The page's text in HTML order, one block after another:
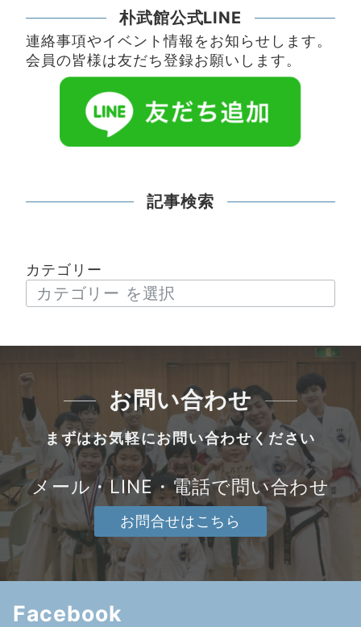
朴武館公式LINE
連絡事項やイベント情報をお知らせします。
会員の皆様は友だち登録お願いします。
記事検索
カテゴリー
お問い合わせ
まずはお気軽にお問い合わせください
メール・LINE・電話で問い合わせ
お問合せはこちら
Facebook